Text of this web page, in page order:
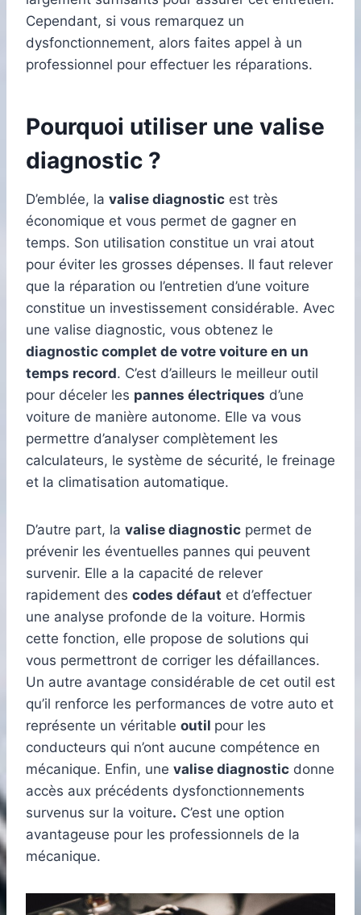
Cependant, si vous remarquez un
dysfonctionnement, alors faites appel à un
professionnel pour effectuer les réparations.
Pourquoi utiliser une valise
diagnostic ?
D’emblée, la valise diagnostic est très
économique et vous permet de gagner en
temps. Son utilisation constitue un vrai atout
pour éviter les grosses dépenses. Il faut relever
que la réparation ou l’entretien d’une voiture
constitue un investissement considérable. Avec
une valise diagnostic, vous obtenez le
diagnostic complet de votre voiture en un
temps record. C’est d’ailleurs le meilleur outil
pour déceler les pannes électriques d’une
voiture de manière autonome. Elle va vous
permettre d’analyser complètement les
calculateurs, le système de sécurité, le freinage
et la climatisation automatique.
D’autre part, la valise diagnostic permet de
prévenir les éventuelles pannes qui peuvent
survenir. Elle a la capacité de relever
rapidement des codes défaut et d’effectuer
une analyse profonde de la voiture. Hormis
cette fonction, elle propose de solutions qui
vous permettront de corriger les défaillances.
Un autre avantage considérable de cet outil est
qu’il renforce les performances de votre auto et
représente un véritable outil pour les
conducteurs qui n’ont aucune compétence en
mécanique. Enfin, une valise diagnostic donne
accès aux précédents dysfonctionnements
survenus sur la voiture. C’est une option
avantageuse pour les professionnels de la
mécanique.